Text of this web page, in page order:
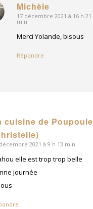
Michèle
dit
17 décembre 2021 à 16 h 21
min
Merci Yolande, bisous
Répondre
cuisine de Poupoule
2021 à 9 h 13 min
elle est trop trop belle
journée